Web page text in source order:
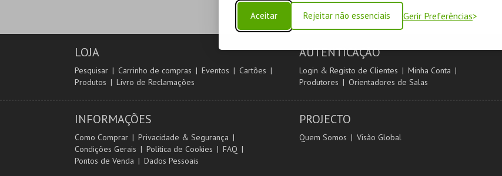
Aceitar Rejeitar não essenciais Gerir Preferências
LOJA
Pesquisar Carrinho de compras Eventos
Cartões
Produtos
Livro de Reclamações
AUTENTICAÇÃO
Login & Registo de Clientes
Minha Conta
Produtores
Orientadores de Salas
INFORMAÇÕES
Como Comprar
Privacidade & Segurança
Condições Gerais
Política de Cookies
FAQ
Pontos de Venda
Dados Pessoais
PROJECTO
Quem Somos Visão Global